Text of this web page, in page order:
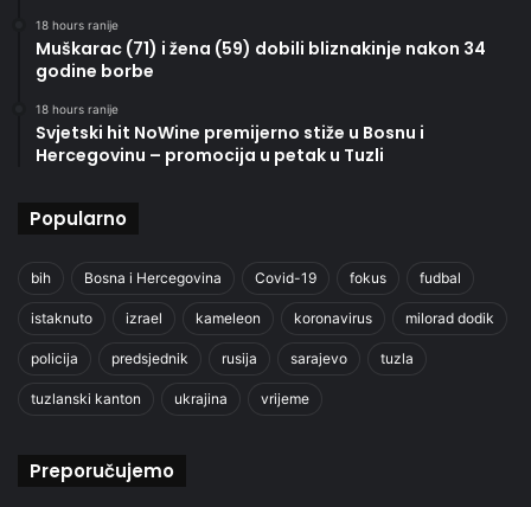
18 hours ranije
Muškarac (71) i žena (59) dobili bliznakinje nakon 34
godine borbe
18 hours ranije
Svjetski hit NoWine premijerno stiže u Bosnu i
Hercegovinu – promocija u petak u Tuzli
Popularno
bih Bosna i Hercegovina Covid-19 fokus fudbal
istaknuto izrael kameleon koronavirus milorad dodik
policija predsjednik rusija sarajevo tuzla
tuzlanski kanton ukrajina vrijeme
Preporučujemo